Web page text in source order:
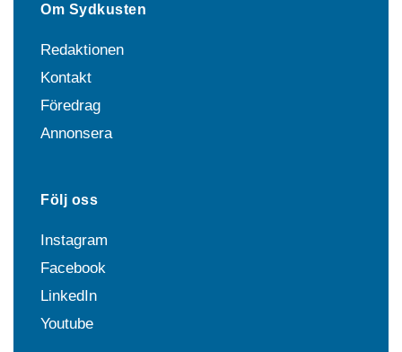
Om Sydkusten
Redaktionen
Kontakt
Föredrag
Annonsera
Följ oss
Instagram
Facebook
LinkedIn
Youtube